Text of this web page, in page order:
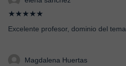
★★★★★
Excelente profesor, dominio del tema
Magdalena Huertas